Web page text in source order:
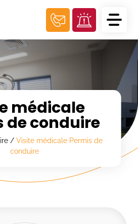
médicale
de conduire
/ Visite médicale Permis de
conduire